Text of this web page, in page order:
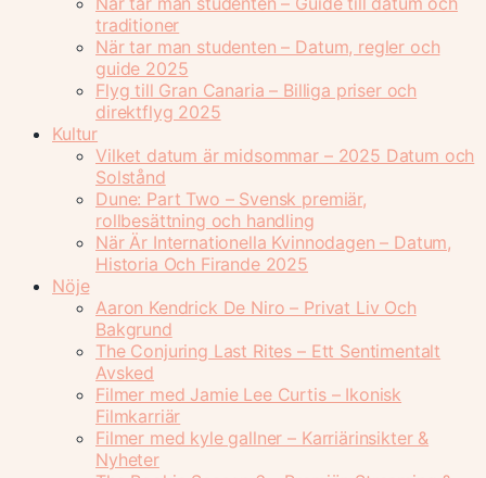
traditioner
När tar man studenten – Datum, regler och
guide 2025
Flyg till Gran Canaria – Billiga priser och
direktflyg 2025
Kultur
Vilket datum är midsommar – 2025 Datum och
Solstånd
Dune: Part Two – Svensk premiär,
rollbesättning och handling
När Är Internationella Kvinnodagen – Datum,
Historia Och Firande 2025
Nöje
Aaron Kendrick De Niro – Privat Liv Och
Bakgrund
The Conjuring Last Rites – Ett Sentimentalt
Avsked
Filmer med Jamie Lee Curtis – Ikonisk
Filmkarriär
Filmer med kyle gallner – Karriärinsikter &
Nyheter